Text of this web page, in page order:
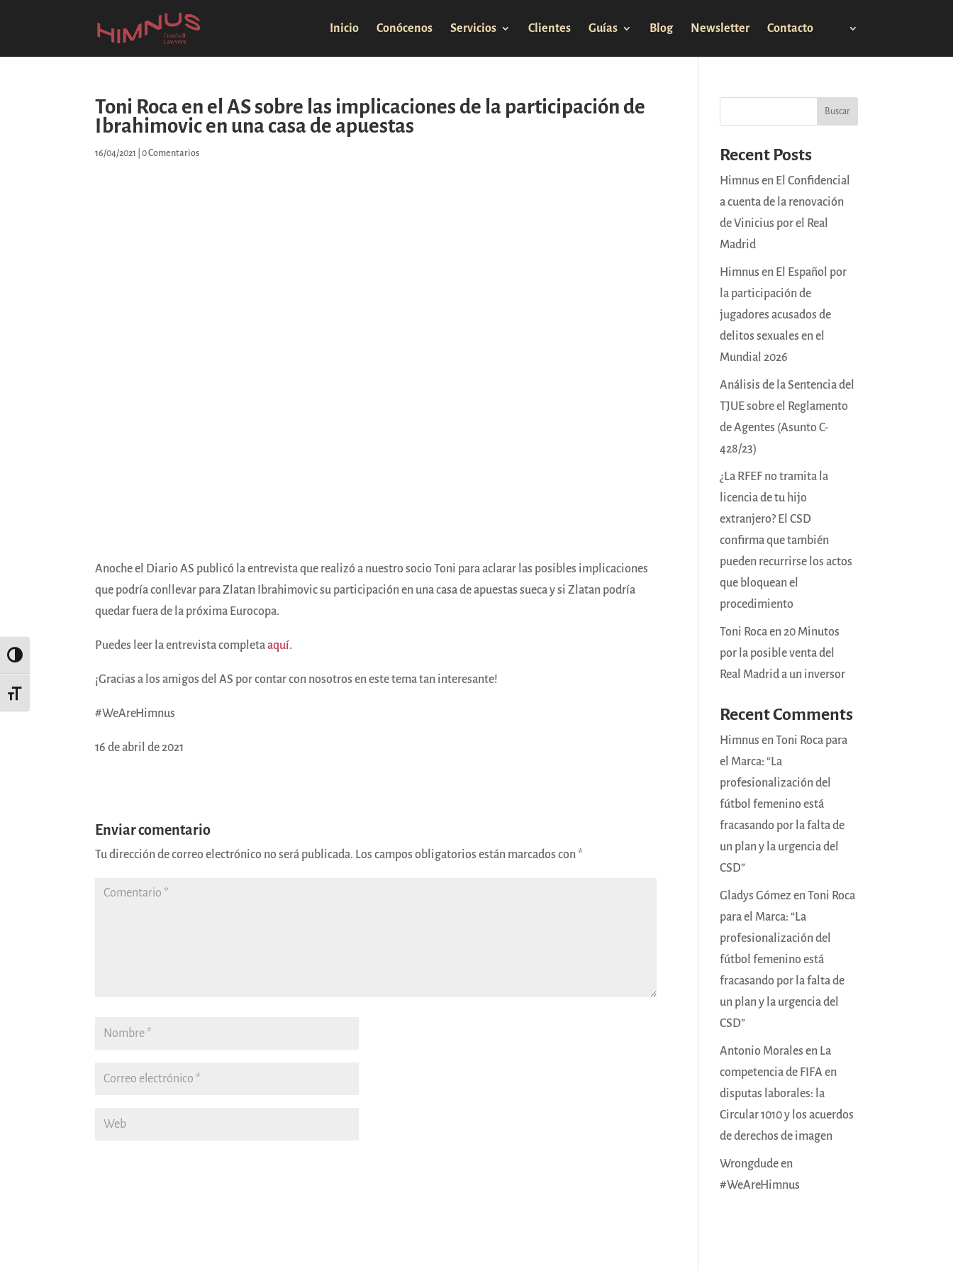
Alternar alto contraste
Alternar tamaño de letra
Inicio Conócenos Servicios Clientes Guías Blog Newsletter Contacto
Toni Roca en el AS sobre las implicaciones de la participación de
Ibrahimovic en una casa de apuestas
16/04/2021 |0 Comentarios
Anoche el Diario AS publicó la entrevista que realizó a nuestro socio Toni para aclarar las posibles implicaciones
que podría conllevar para Zlatan Ibrahimovic su participación en una casa de apuestas sueca y si Zlatan podría
quedar fuera de la próxima Eurocopa.
Puedes leer la entrevista completaaquí.
¡Gracias a los amigos del AS por contar con nosotros en este tema tan interesante!
#WeAreHimnus
16 de abril de 2021
Enviar comentario
Tu dirección de correo electrónico no será publicada. Los campos obligatorios están marcados con*
Buscar
Recent Posts
Himnus en El Confidencial
a cuenta de la renovación
de Vinicius por el Real
Madrid
Himnus en El Español por
la participación de
jugadores acusados de
delitos sexuales en el
Mundial 2026
Análisis de la Sentencia del
TJUE sobre el Reglamento
de Agentes (Asunto C-
428/23)
¿La RFEF no tramita la
licencia de tu hijo
extranjero? El CSD
confirma que también
pueden recurrirse los actos
que bloquean el
procedimiento
Toni Roca en 20 Minutos
por la posible venta del
Real Madrid a un inversor
Recent Comments
Himnus enToni Roca para
el Marca: “La
profesionalización del
fútbol femenino está
fracasando por la falta de
un plan y la urgencia del
CSD”
Gladys Gómez enToni Roca
para el Marca: “La
profesionalización del
fútbol femenino está
fracasando por la falta de
un plan y la urgencia del
CSD”
Antonio Morales en La
competencia de FIFA en
disputas laborales: la
Circular 1010 y los acuerdos
de derechos de imagen
Wrongdudeen
#WeAreHimnus